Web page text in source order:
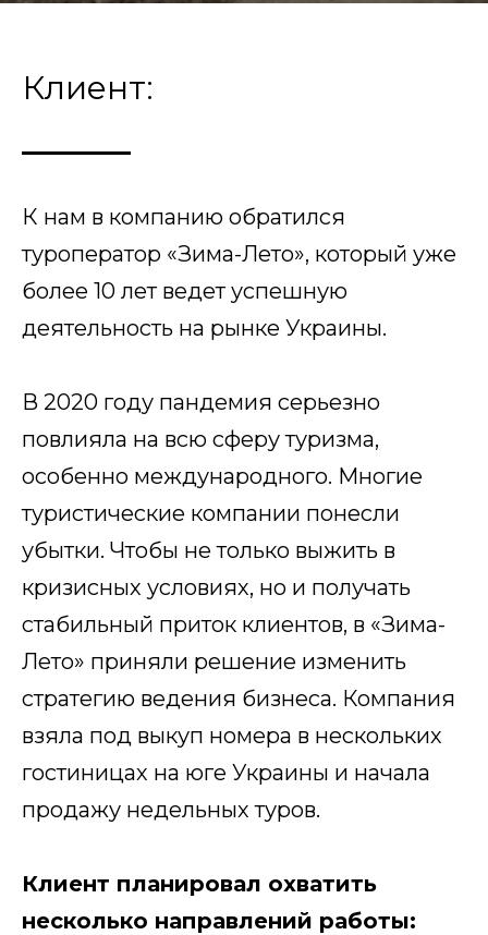
Клиент:
К нам в компанию обратился
туроператор «Зима-Лето», который уже
более 10 лет ведет успешную
деятельность на рынке Украины.
В 2020 году пандемия серьезно
повлияла на всю сферу туризма,
особенно международного. Многие
туристические компании понесли
убытки. Чтобы не только выжить в
кризисных условиях, но и получать
стабильный приток клиентов, в «Зима-
Лето» приняли решение изменить
стратегию ведения бизнеса. Компания
взяла под выкуп номера в нескольких
гостиницах на юге Украины и начала
продажу недельных туров.
Клиент планировал охватить
несколько направлений работы: